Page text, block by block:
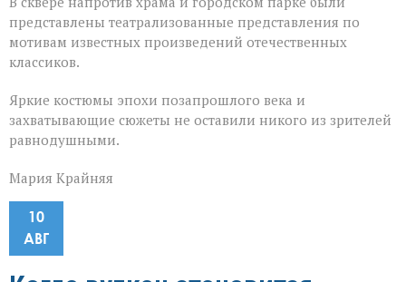
представлены театрализованные представления по
мотивам известных произведений отечественных
классиков.
Яркие костюмы эпохи позапрошлого века и
захватывающие сюжеты не оставили никого из зрителей
равнодушными.
Мария Крайняя
10
АВГ